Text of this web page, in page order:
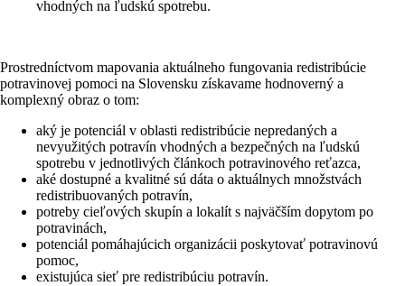
vhodných na ľudskú spotrebu.
Prostredníctvom mapovania aktuálneho fungovania redistribúcie
potravinovej pomoci na Slovensku získavame hodnoverný a
komplexný obraz o tom:
aký je potenciál v oblasti redistribúcie nepredaných a
nevyužitých potravín vhodných a bezpečných na ľudskú
spotrebu v jednotlivých článkoch potravinového reťazca,
aké dostupné a kvalitné sú dáta o aktuálnych množstvách
redistribuovaných potravín,
potreby cieľových skupín a lokalít s najväčším dopytom po
potravinách,
potenciál pomáhajúcich organizácii poskytovať potravinovú
pomoc,
existujúca sieť pre redistribúciu potravín.